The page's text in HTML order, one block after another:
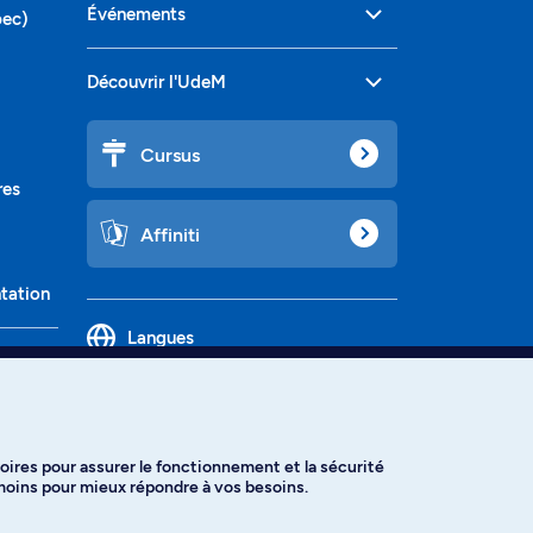
Événements
Découvrir l'UdeM
Cursus
Affiniti
Langues
pour assurer le fonctionnement et la sécurité
pour mieux répondre à vos besoins.